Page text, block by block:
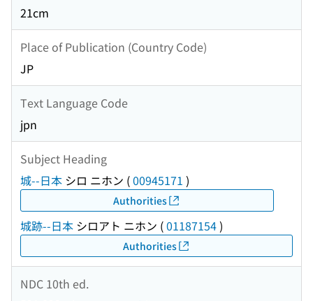
21cm
Place of Publication (Country Code)
JP
Text Language Code
jpn
Subject Heading
城--日本 シロ ニホン (00945171 )
Authorities
城跡--日本 シロアト ニホン (01187154)
Authorities
NDC 10th ed.